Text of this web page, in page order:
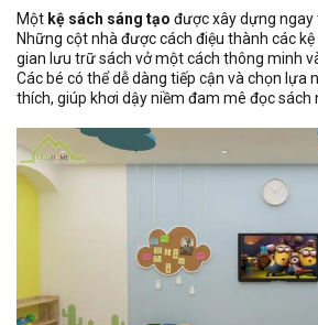
Một kệ sách sáng tạo được xây dựng
Những cột nhà được cách điệu thành các
gian lưu trữ sách vở một cách thông minh
Các bé có thể dễ dàng tiếp cận và chọn lựa
thích, giúp khơi dậy niềm đam mê đọc sách